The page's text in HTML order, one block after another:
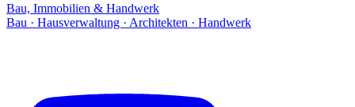
Bau, Immobilien & Handwerk
Bau · Hausverwaltung · Architekten · Handwerk